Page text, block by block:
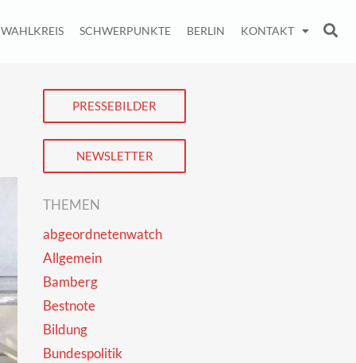
WAHLKREIS SCHWERPUNKTE BERLIN KONTAKT
PRESSEBILDER
NEWSLETTER
THEMEN
abgeordnetenwatch
Allgemein
Bamberg
Bestnote
Bildung
Bundespolitik